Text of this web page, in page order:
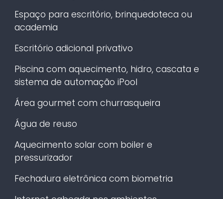
Espaço para escritório, brinquedoteca ou
academia
Escritório adicional privativo
Piscina com aquecimento, hidro, cascata e
sistema de automação iPool
Área gourmet com churrasqueira
Água de reuso
Aquecimento solar com boiler e
pressurizador
Fechadura eletrônica com biometria